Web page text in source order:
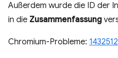
Außerdem wurde die ID der
in die Zusammenfassung
Chromium-Probleme: 1432512